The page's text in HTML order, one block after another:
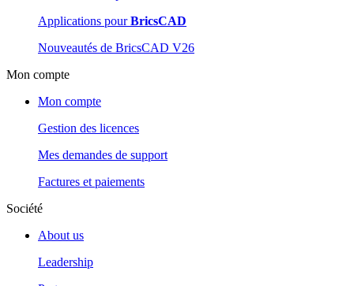
Applications pourBricsCAD
Nouveautés de BricsCAD V26
Mon compte
Mon compte
Gestion des licences
Mes demandes de support
Factures et paiements
Société
About us
Leadership